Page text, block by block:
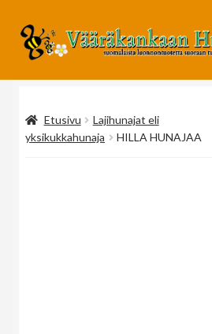
Siirry
navigointiin
Siirry
sisältöön
Etusivu
Lajihunajat eli
yksikukkahunaja
HILLA HUNAJAA